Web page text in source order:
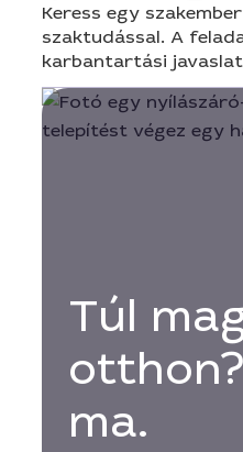
Keress egy
szaktudással. A
karbantartási
Túl
ma.